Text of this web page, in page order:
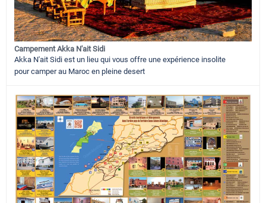
Campement Akka N'ait Sidi
Akka N'ait Sidi est un lieu qui vous offre une expérience insolite
pour camper au Maroc en pleine desert